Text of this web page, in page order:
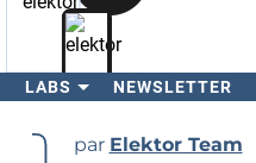
LABS NEWSLETTER
Rechercher
par Elektor Team